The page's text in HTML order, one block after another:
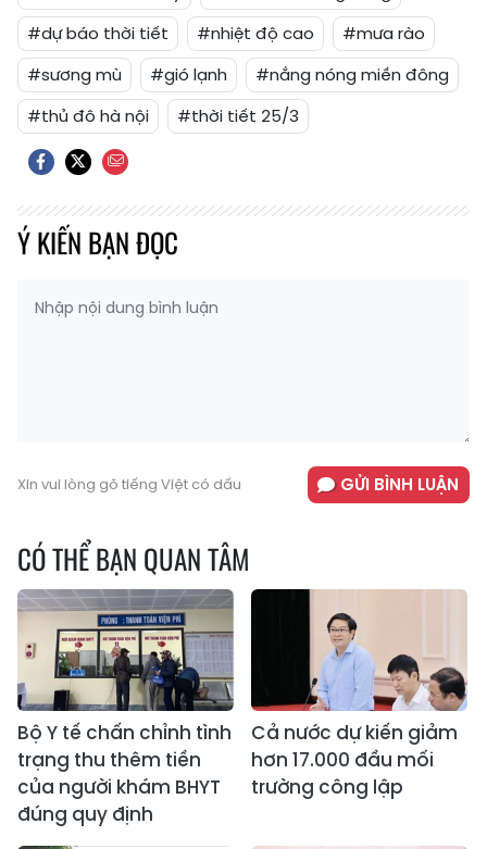
#dự báo thời tiết
#nhiệt độ cao
#mưa rào
#sương mù
#gió lạnh
#nắng nóng miền đông
#thủ đô hà nội
#thời tiết 25/3
Ý KIẾN BẠN ĐỌC
Xin vui lòng gõ tiếng Việt có dấu GỬI BÌNH LUẬN
CÓ THỂ BẠN QUAN TÂM
Bộ Y tế chấn chỉnh tình
trạng thu thêm tiền
của người khám BHYT
đúng quy định
Cả nước dự kiến giảm
hơn 17.000 đầu mối
trường công lập